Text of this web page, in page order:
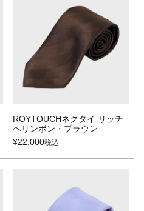
ROYTOUCHネクタイ リッチ
ヘリンボン・ブラウン
¥22,000税込